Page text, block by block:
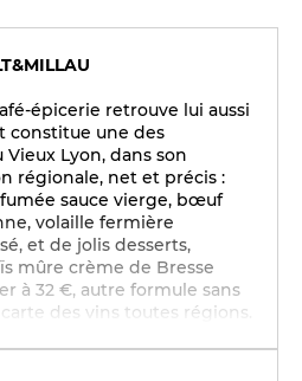
épicerie retrouve lui aussi
constitue une des
Lyon, dans son
régionale, net et précis :
sauce vierge, bœuf
volaille fermière
et de jolis desserts,
mûre crème de Bresse
à 32 €, autre formule sans
des vins toutes régions.